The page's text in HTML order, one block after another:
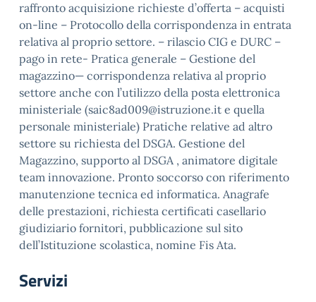
raffronto acquisizione richieste d’offerta – acquisti
on-line – Protocollo della corrispondenza in entrata
relativa al proprio settore. – rilascio CIG e DURC –
pago in rete- Pratica generale – Gestione del
magazzino— corrispondenza relativa al proprio
settore anche con l’utilizzo della posta elettronica
ministeriale (saic8ad009@istruzione.it e quella
personale ministeriale) Pratiche relative ad altro
settore su richiesta del DSGA. Gestione del
Magazzino, supporto al DSGA , animatore digitale
team innovazione. Pronto soccorso con riferimento
manutenzione tecnica ed informatica. Anagrafe
delle prestazioni, richiesta certificati casellario
giudiziario fornitori, pubblicazione sul sito
dell’Istituzione scolastica, nomine Fis Ata.
Servizi